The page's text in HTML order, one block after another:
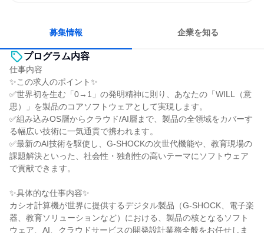
募集情報 企業を知る
プログラム内容
仕事内容
✨この求人のポイント✨
✅世界初を生む「0→1」の発明精神に則り、あなたの「WILL（意
思）」を製品のコアソフトウェアとして実現します。
✅組み込みOS層からクラウド/AI層まで、製品の全領域をカバーす
る幅広い技術に一気通貫で携われます。
✅最新のAI技術を駆使し、G-SHOCKの次世代機能や、教育現場の
課題解決といった、社会性・独創性の高いテーマにソフトウェア
で貢献できます。
✨具体的な仕事内容✨
カシオ計算機が世界に提供するデジタル製品（G-SHOCK、電子楽
器、教育ソリューションなど）における、製品の核となるソフト
ウェア、AI、クラウドサービスの開発設計業務全般をお任せしま